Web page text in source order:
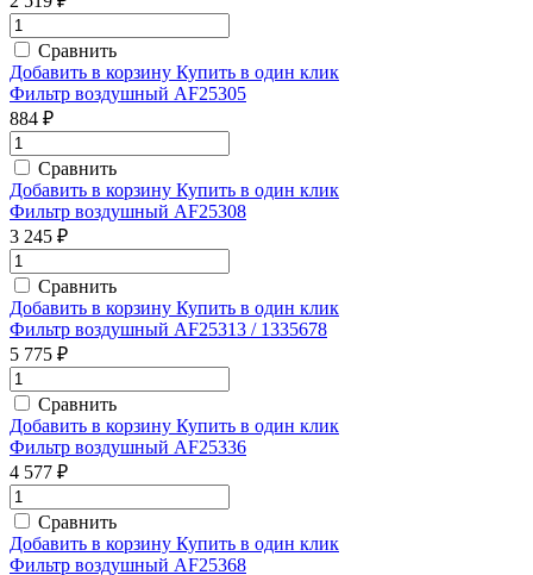
Сравнить
Добавить в корзину Купить в один клик
Фильтр воздушный AF25305
884 ₽
Сравнить
Добавить в корзину Купить в один клик
Фильтр воздушный AF25308
3 245 ₽
Сравнить
Добавить в корзину Купить в один клик
Фильтр воздушный AF25313 / 1335678
5 775 ₽
Сравнить
Добавить в корзину Купить в один клик
Фильтр воздушный AF25336
4 577 ₽
Сравнить
Добавить в корзину Купить в один клик
Фильтр воздушный AF25368